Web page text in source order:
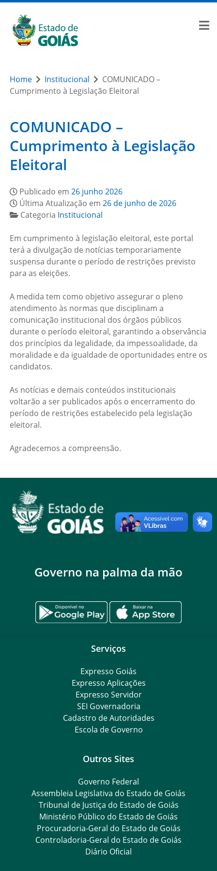
Home Institucional
COMUNICADO –
Cumprimento à Legislação Eleitoral
COMUNICADO –
Cumprimento à Legislação
Eleitoral
Publicado em 26 junho 2026
Última Atualização em 26 de junho de 2026
Categoria Institucional
Em cumprimento à legislação eleitoral, este portal
terá a divulgação de notícias temporariamente
suspensa durante o período de restrições previsto
para as eleições.
A medida tem como objetivo assegurar o pleno
atendimento às normas que disciplinam a
comunicação institucional dos órgãos públicos
durante o período eleitoral, garantindo a observância
dos princípios da legalidade, da impessoalidade, da
moralidade e da igualdade de oportunidades entre os
candidatos.
As notícias e demais conteúdos institucionais
voltarão a ser publicados após o encerramento do
período de restrições estabelecido pela legislação
eleitoral.
Agradecemos a compreensão.
Governo na palma da mão
Serviços
Expresso Goiás
Expresso Aplicações
Expresso Servidor
SEI Governadoria
Cadastro de Autoridades
Escola de Governo
Outros Sites
Governo Federal
Assembleia Legislativa do Estado de Goiás
Tribunal de Justiça do Estado de Goiás
Ministério Público do Estado de Goiás
Procuradoria-Geral do Estado de Goiás
Controladoria-Geral do Estado de Goiás
Diário Oficial